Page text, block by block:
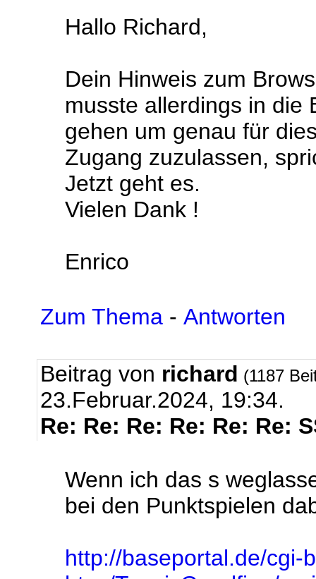
Hallo Richard,
Dein Hinweis zum
musste allerdings in die
gehen um genau für
Zugang zuzulassen,
Jetzt geht es.
Vielen Dank !
Enrico
Zum Thema - Antworten
Beitrag von richard (1187
23.Februar.2024, 19:34.
Re: Re: Re: Re: Re: Re:
Wenn ich das s
bei den Punktspielen
http://baseportal.de/cgi-